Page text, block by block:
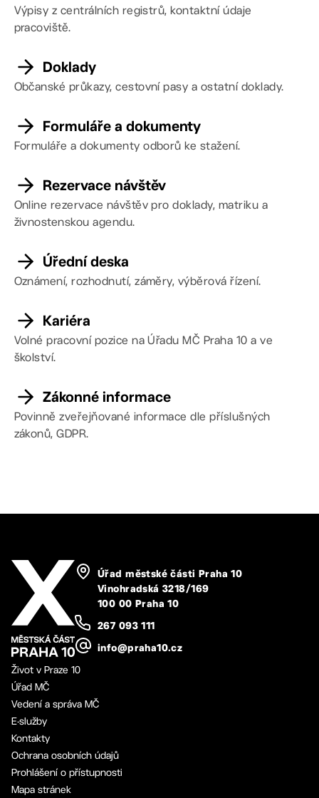
Výpisy z centrálních registrů, kontaktní údaje
pracoviště.
Doklady
Občanské průkazy, cestovní pasy a ostatní doklady.
Formuláře a dokumenty
Formuláře a dokumenty odborů ke stažení.
Rezervace návštěv
Online rezervace návštěv pro doklady, matriku a
živnostenskou agendu.
Úřední deska
Oznámení, rozhodnutí, záměry, výběrová řízení.
Kariéra
Volné pracovní pozice na Úřadu MČ Praha 10 a ve
školství.
Zákonné informace
Povinně zveřejňované informace dle příslušných
zákonů, GDPR.
Úřad městské části Praha 10
Vinohradská 3218/169
100 00 Praha 10
267 093 111
info@praha10.cz
Život v Praze 10
Úřad MČ
Vedení a správa MČ
E-služby
Kontakty
Ochrana osobních údajů
Prohlášení o přístupnosti
Mapa stránek